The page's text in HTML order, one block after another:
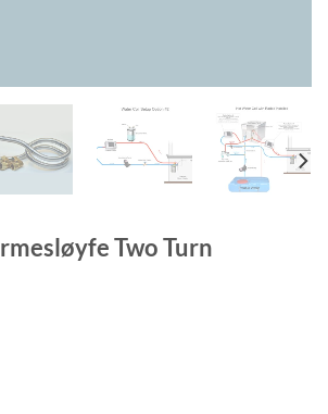
Two Turn